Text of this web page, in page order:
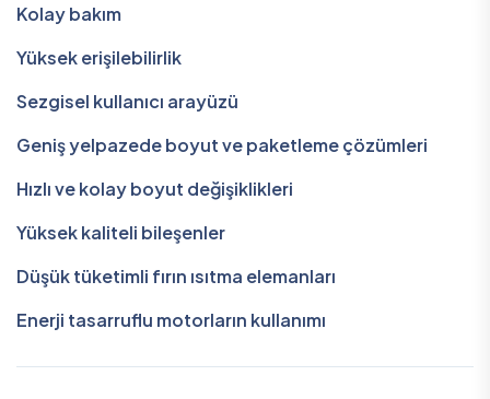
Kolay bakım
Yüksek erişilebilirlik
Sezgisel kullanıcı arayüzü
Geniş yelpazede boyut ve paketleme çözümleri
Hızlı ve kolay boyut değişiklikleri
Yüksek kaliteli bileşenler
Düşük tüketimli fırın ısıtma elemanları
Enerji tasarruflu motorların kullanımı